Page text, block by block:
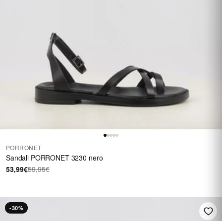
PORRONET
Sandali PORRONET 3230 nero
53,99€59,95€
-30%